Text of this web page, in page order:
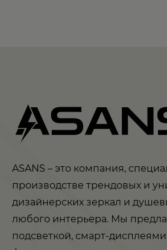
ASANS – это компания,
производстве трендовых и
дизайнерских зеркал и
любого интерьера. Мы
подсветкой, смарт-